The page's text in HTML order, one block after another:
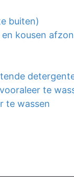
buiten)
kousen
te
te wassen